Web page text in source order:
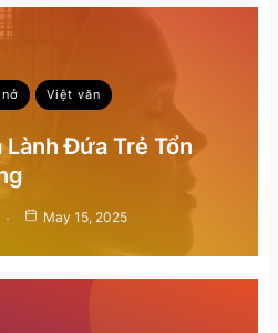
Việt văn
Đứa Trẻ Tổn
May 15, 2025